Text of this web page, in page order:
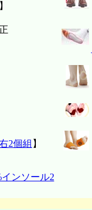
】
2個組 】
ンソール2